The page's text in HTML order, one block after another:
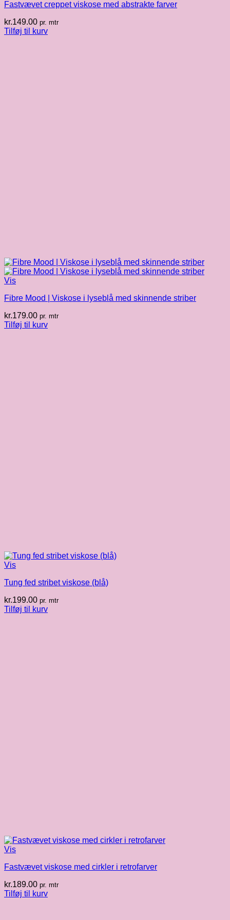
Fastvævet creppet viskose med abstrakte farver
kr.149.00 pr. mtr
Tilføj til kurv
Vis
Fibre Mood | Viskose i lyseblå med skinnende striber
kr.179.00 pr. mtr
Tilføj til kurv
Vis
Tung fed stribet viskose (blå)
kr.199.00 pr. mtr
Tilføj til kurv
Vis
Fastvævet viskose med cirkler i retrofarver
kr.189.00 pr. mtr
Tilføj til kurv